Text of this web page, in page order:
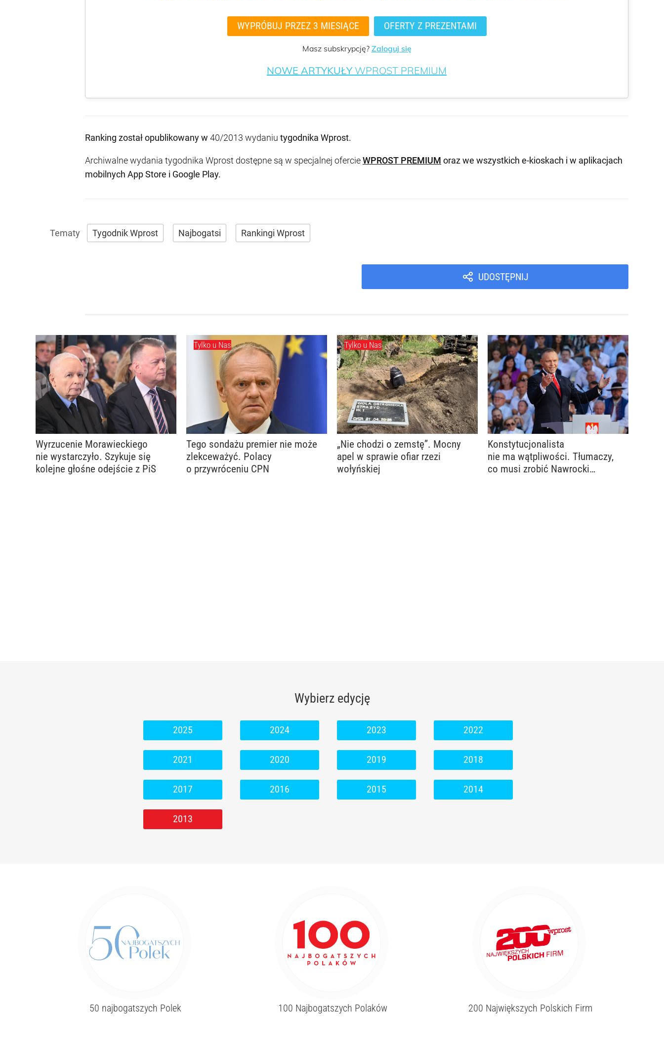
WYPRÓBUJ PRZEZ 3 MIESIĄCE OFERTY Z PREZENTAMI
Masz subskrypcję? Zaloguj się
NOWE ARTYKUŁY WPROST PREMIUM
Ranking został opublikowany w 40/2013 wydaniu tygodnika Wprost.
Archiwalne wydania tygodnika Wprost dostępne są w specjalnej ofercieWPROST PREMIUM oraz we wszystkich e-kioskach i w aplikacjach
mobilnych App Store i Google Play.
Tygodnik Wprost Najbogatsi Rankingi Wprost
UDOSTĘPNIJ
Wyrzucenie Morawieckiego
nie wystarczyło. Szykuje się
kolejne głośne odejście z PiS
Tylko u Nas
Tego sondażu premier nie może
zlekceważyć. Polacy
o przywróceniu CPN
Tylko u Nas
„Nie chodzi o zemstę”. Mocny
apel w sprawie ofiar rzezi
wołyńskiej
Konstytucjonalista
nie ma wątpliwości. Tłumaczy,
co musi zrobić Nawrocki
Wybierz edycję
2025 2024 2023 2022
2021 2020 2019 2018
2017 2016 2015 2014
2013
50 najbogatszych Polek 100 Najbogatszych Polaków 200 Największych Polskich Firm